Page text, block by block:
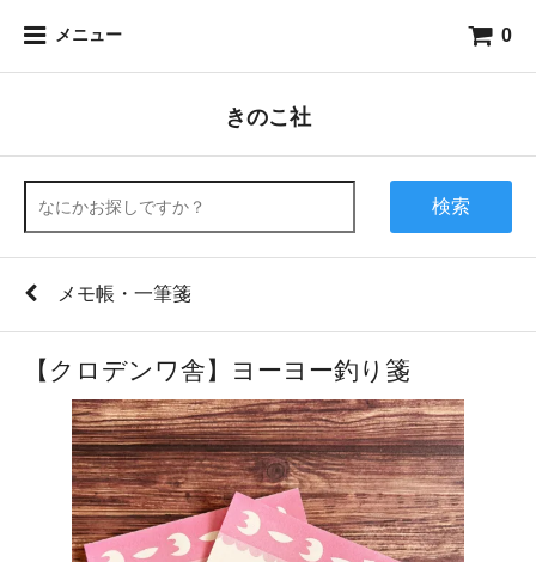
メニュー 0
きのこ社
検索
メモ帳・一筆箋
【クロデンワ舎】ヨーヨー釣り箋